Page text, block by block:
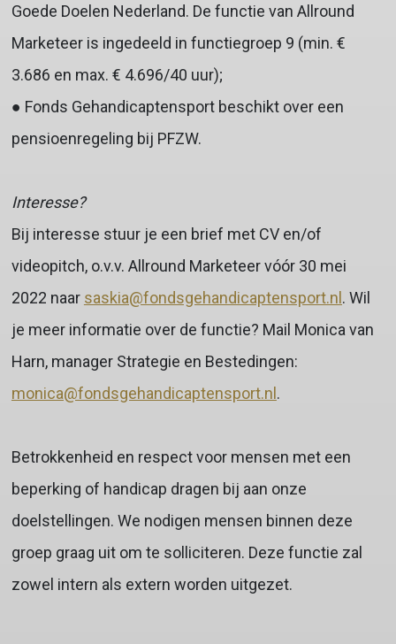
Goede Doelen Nederland. De functie van Allround
Marketeer is ingedeeld in functiegroep 9 (min. €
3.686 en max. € 4.696/40 uur);
● Fonds Gehandicaptensport beschikt over een
pensioenregeling bij PFZW.
Interesse?
Bij interesse stuur je een brief met CV en/of
videopitch, o.v.v. Allround Marketeer vóór 30 mei
2022 naar saskia@fondsgehandicaptensport.nl . Wil
je meer informatie over de functie? Mail Monica van
Harn, manager Strategie en Bestedingen:
monica@fondsgehandicaptensport.nl .
Betrokkenheid en respect voor mensen met een
beperking of handicap dragen bij aan onze
doelstellingen. We nodigen mensen binnen deze
groep graag uit om te solliciteren. Deze functie zal
zowel intern als extern worden uitgezet.